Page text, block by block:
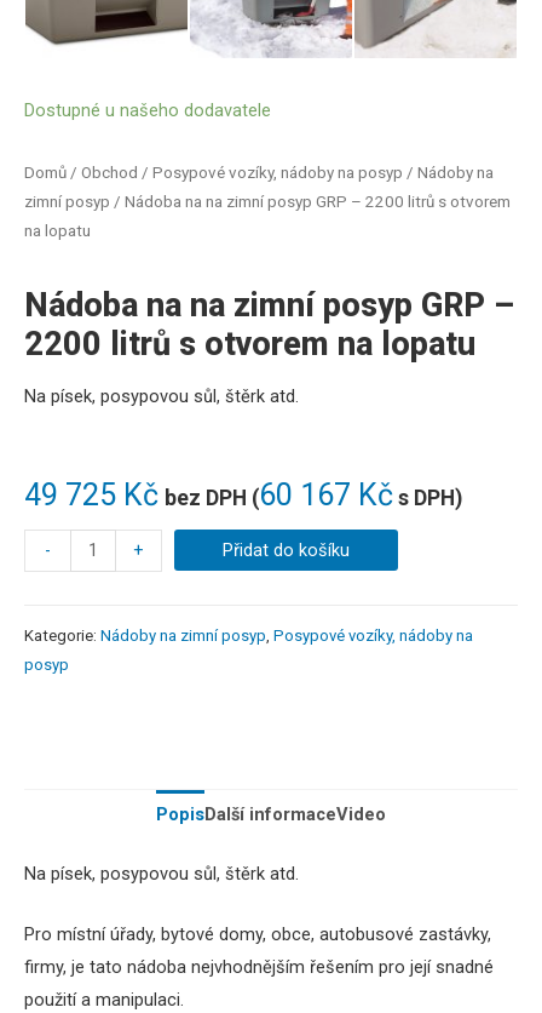
Domů / Obchod / Posypové vozíky, nádoby na posyp / Nádoby na
zimní posyp / Nádoba na na zimní posyp GRP – 2200 litrů s otvorem
na lopatu
Nádoba na na zimní posyp GRP –
2200 litrů s otvorem na lopatu
49 725 Kč bez DPH (60 167 Kč s DPH)
Na písek, posypovou sůl, štěrk atd.
Dostupné u našeho dodavatele
- + Přidat do košíku
Kategorie: Nádoby na zimní posyp, Posypové vozíky, nádoby na
posyp
PopisDalší informaceVideo
Na písek, posypovou sůl, štěrk atd.
Pro místní úřady, bytové domy, obce, autobusové zastávky,
firmy, je tato nádoba nejvhodnějším řešením pro její snadné
použití a manipulaci.